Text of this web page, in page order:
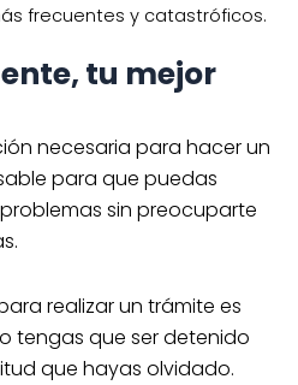
frecuentes y catastróficos.
tu mejor
necesaria para hacer un
para que puedas
sin preocuparte
realizar un trámite es
tengas que ser detenido
que hayas olvidado.